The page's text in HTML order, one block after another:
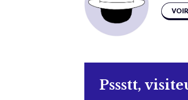
Pssstt,